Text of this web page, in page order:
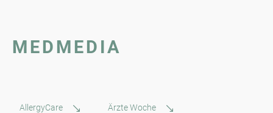
MEDMEDIA
AllergyCare Ärzte Woche